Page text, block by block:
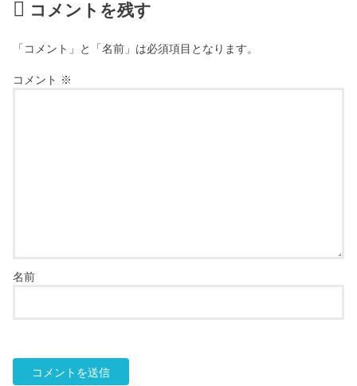
コメントを残す
「コメント」と「名前」は必須項目となります。
コメント ※
名前